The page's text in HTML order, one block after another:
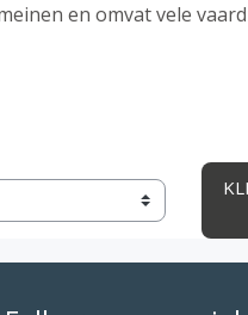
en omvat vele